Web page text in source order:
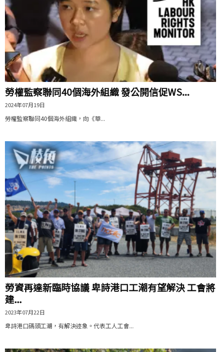
勞權監察聯同40個海外組織 發公開信促WS...
2024年07月19日
勞權監察聯同40個海外組織，向《華...
勞資再達新臨時協議 卑詩港口工潮有望解決 工會將
建...
2023年07月22日
卑詩港口碼頭工潮，有解決迹象。代表工人工會...